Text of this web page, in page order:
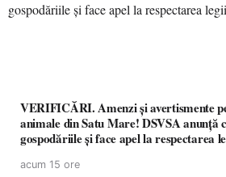
VERIFICĂRI. Amenzi și avertismente
animale din Satu Mare! DSVSA anunță
gospodăriile și face apel la respectarea
acum 15 ore